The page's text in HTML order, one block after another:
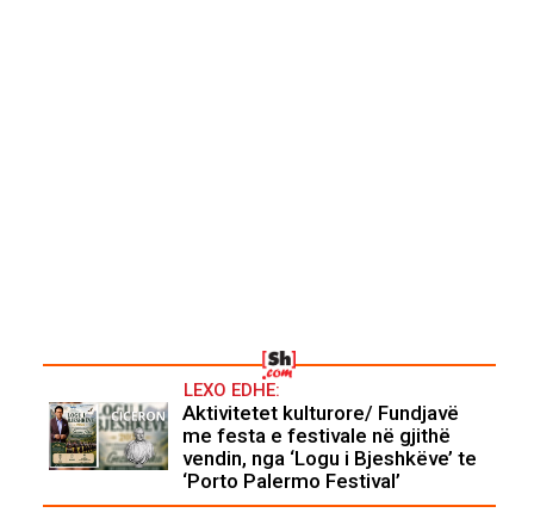
LEXO EDHE:
Aktivitetet kulturore/ Fundjavë
me festa e festivale në gjithë
vendin, nga ‘Logu i Bjeshkëve’ te
‘Porto Palermo Festival’